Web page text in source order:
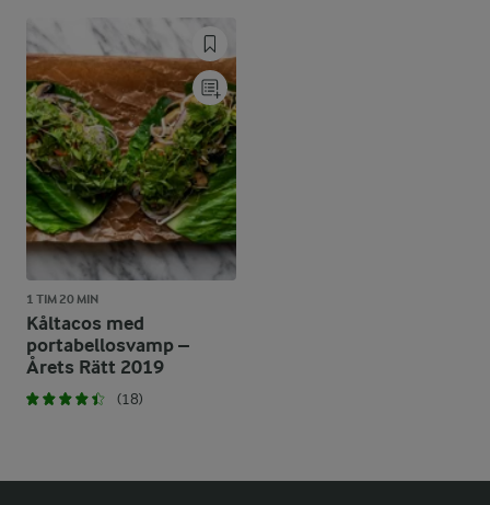
1 TIM 20 MIN
Kåltacos med
portabellosvamp –
Årets Rätt 2019
(18)